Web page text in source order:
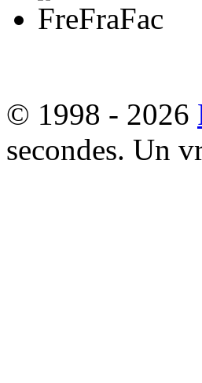
© 1998 - 2026
secondes. Un